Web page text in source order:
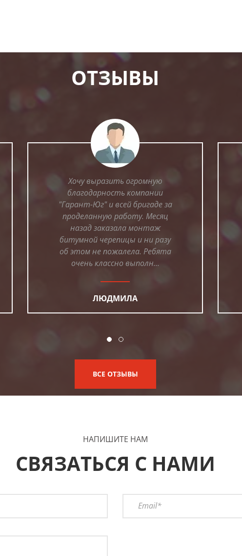
ОТЗЫВЫ
Хочу выразить огромную
благодарность компании
"Гарант-Юг" и всей бригаде за
проделанную работу. Месяц
назад заказала монтаж
битумной черепицы и ни разу
об этом не пожалела. Ребята
очень классно выполн...
ЛЮДМИЛА
ВСЕ ОТЗЫВЫ
НАПИШИТЕ НАМ
СВЯЗАТЬСЯ С НАМИ